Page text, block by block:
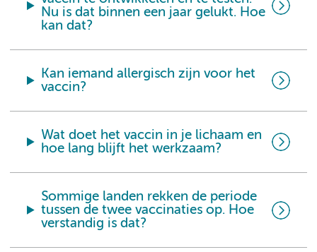
Nu is dat binnen een jaar gelukt. Hoe
kan dat?
Kan iemand allergisch zijn voor het
vaccin?
Wat doet het vaccin in je lichaam en
hoe lang blijft het werkzaam?
Sommige landen rekken de periode
tussen de twee vaccinaties op. Hoe
verstandig is dat?